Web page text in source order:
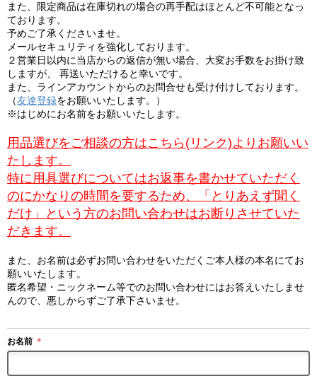
また、限定商品は在庫切れの場合の再手配はほとんど不可能となっ
ております。
予めご了承くださいませ。
メールセキュリティを強化しております。
２営業日以内に当店からの返信が無い場合、大変お手数をお掛け致
しますが、 再送いただけると幸いです。
また、ラインアカウントからのお問合せも受け付けしております。
（友達登録をお願いいたします。）
※はじめにお名前をお願いいたします。
用品選びをご相談の方はこちら(リンク)よりお願いい
たします。
特に用具選びについてはお返事を書かせていただく
のにかなりの時間を要するため、「とりあえず聞く
だけ」という方のお問い合わせはお断りさせていた
だきます。
また、お名前は必ずお問い合わせをいただくご本人様の本名にてお
願いいたします。
匿名希望・ニックネーム等でのお問い合わせにはお答えいたしませ
んので、悪しからずご了承下さいませ。
お名前 ＊